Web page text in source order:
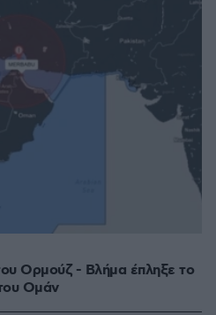
Ορμούζ - Βλήμα έπληξε το
Ομάν